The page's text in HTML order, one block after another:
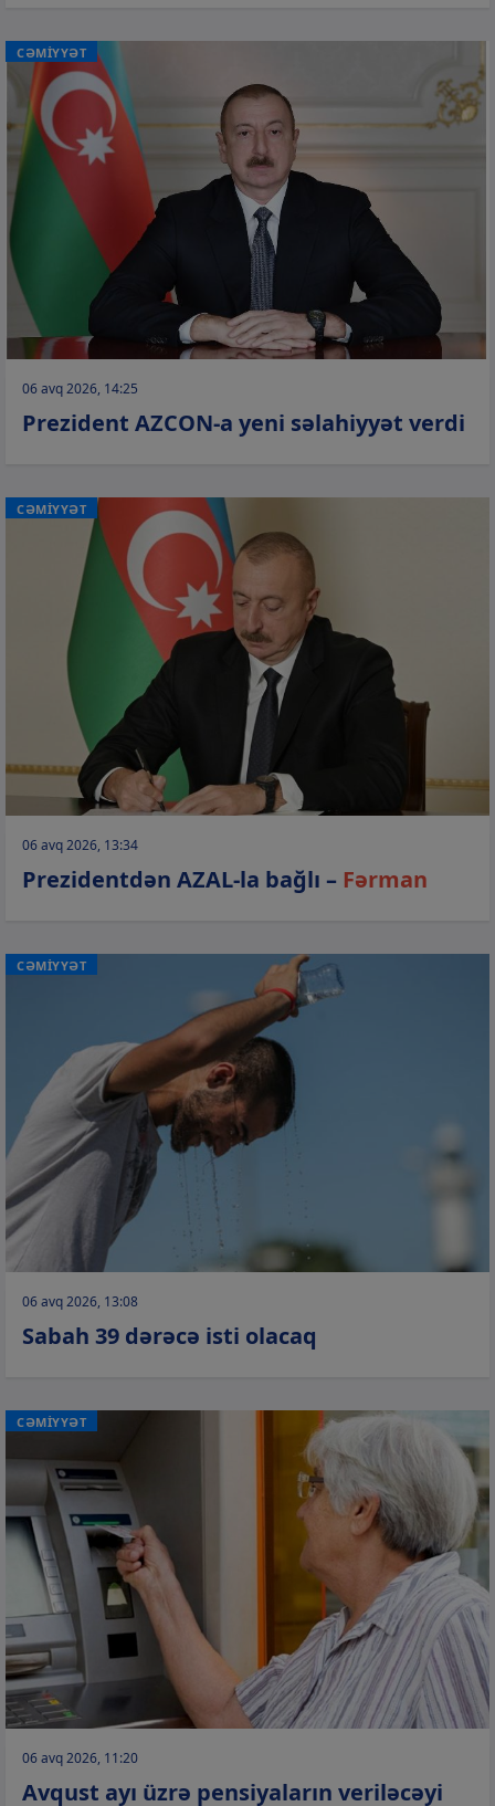
CƏMİYYƏT
06 avq 2026, 14:25
Prezident AZCON-a yeni səlahiyyət verdi
CƏMİYYƏT
06 avq 2026, 13:34
Prezidentdən AZAL-la bağlı – Fərman
CƏMİYYƏT
06 avq 2026, 13:08
Sabah 39 dərəcə isti olacaq
CƏMİYYƏT
06 avq 2026, 11:20
Avqust ayı üzrə pensiyaların veriləcəyi